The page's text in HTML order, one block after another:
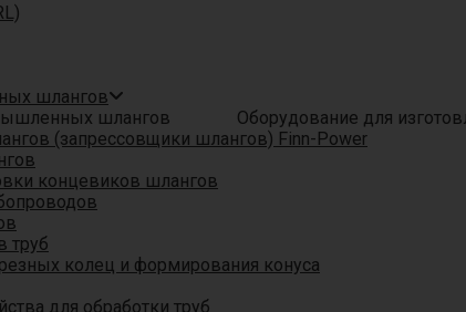
шлангов
Оборудование для
(запрессовщики шлангов) Finn-Power
концевиков шлангов
труб
колец и формирования конуса
для обработки труб